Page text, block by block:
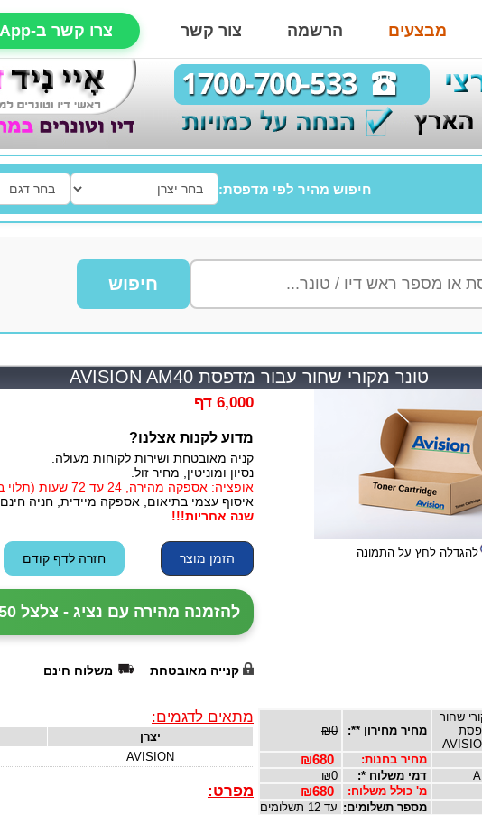
מבצעים הרשמה צור קשר צרו קשר ב-WhatsApp
חיפוש מהיר לפי מדפסת:
חיפוש
טונר מקורי שחור עבור מדפסת AVISION AM40
להגדלה לחץ על התמונה
שחור
מחיר מחירון **: ₪0
מחיר בחנות:
דמי משלוח *:
מ' כולל משלוח:
מספר תשלומים: עד 12 תשלומים
6,000 דף
מדוע לקנות אצלנו?
קניה מאובטחת ושירות לקוחות מעולה.
נסיון ומוניטין, מחיר זול.
אופציה: אספקה מהירה, 24 עד 72 שעות (תלוי באזור)
איסוף עצמי בתיאום, אספקה מיידית, חניה חינם
שנה אחריות!!!
להזמנה מהירה עם נציג - צלצל 052-7535050
קנייה מאובטחת משלוח חינם
מתאים לדגמים:
יצרן
AVISION
מפרט: